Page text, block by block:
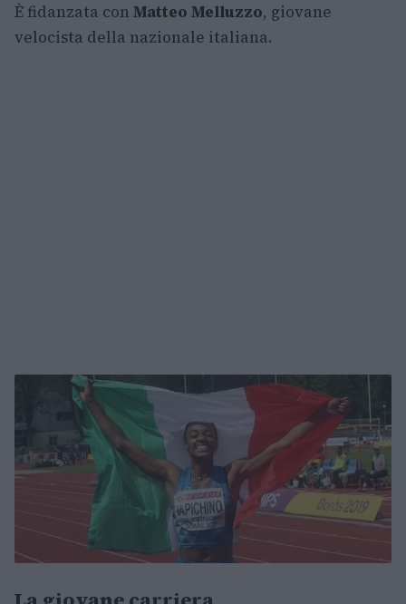
È fidanzata con Matteo Melluzzo, giovane
velocista della nazionale italiana.